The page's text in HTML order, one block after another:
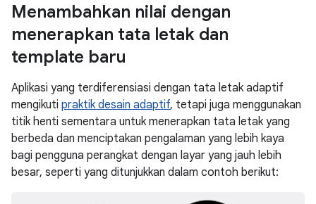
Menambahkan nilai dengan
menerapkan tata letak dan
template baru
Aplikasi yang terdiferensiasi dengan tata letak adaptif
mengikuti praktik desain adaptif, tetapi juga menggunakan
titik henti sementara untuk menerapkan tata letak yang
berbeda dan menciptakan pengalaman yang lebih kaya
bagi pengguna perangkat dengan layar yang jauh lebih
besar, seperti yang ditunjukkan dalam contoh berikut: